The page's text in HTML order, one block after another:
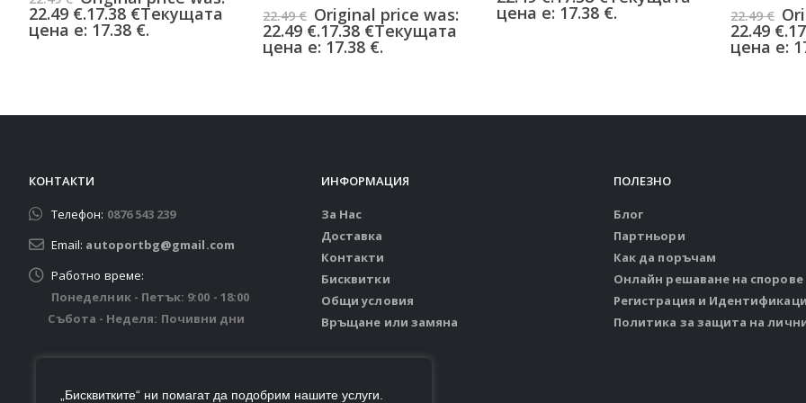
„Бисквитките“ ни помагат да подобрим нашите услуги.
22.49 €.17.38 €Текущата
цена е: 17.38 €.
22.49€ Original price was:
22.49 €.17.38 €Текущата
цена е: 17.38 €.
цена е: 17.38 €. 22.49€
22.49 €.
цена е:
КОНТАКТИ
Телефон: 0876 543 239
Email: autoportbg@gmail.com
Работно време:
Понеделник - Петък: 9:00 - 18:00
Събота - Неделя: Почивни дни
ИНФОРМАЦИЯ
За Нас
Доставка
Контакти
Бисквитки
Общи условия
Връщане или замяна
ПОЛЕЗНО
Блог
Партньори
Как да поръчам
Онлайн решаване на спорове
Регистрация и
Политика за защита на